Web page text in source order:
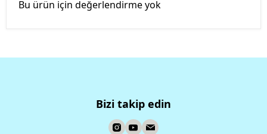
Bu ürün için değerlendirme yok
Bizi takip edin